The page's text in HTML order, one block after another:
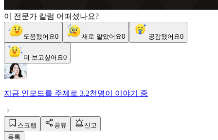
이 전문가 칼럼 어떠셨나요?
도움됐어요0 새로 알았어요0 공감됐어요0
더 보고싶어요0
지금 인모드를 주제로 3.2천명이 이야기 중
스크랩 공유
신고
목록